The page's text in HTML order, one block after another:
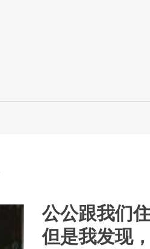
公公跟我们
但是我发现